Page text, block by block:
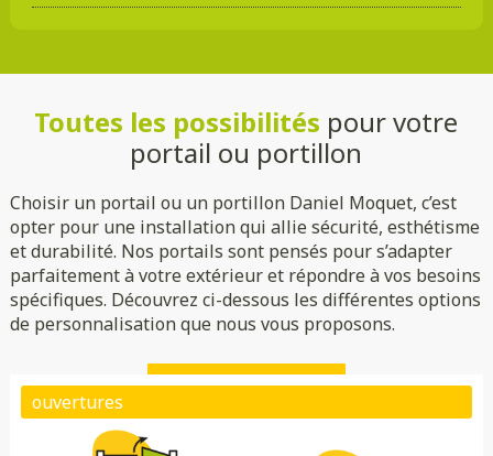
Toutes les possibilités pour votre
portail ou portillon
Choisir un portail ou un portillon Daniel Moquet, c’est
opter pour une installation qui allie sécurité, esthétisme
et durabilité. Nos portails sont pensés pour s’adapter
parfaitement à votre extérieur et répondre à vos besoins
spécifiques. Découvrez ci-dessous les différentes options
de personnalisation que nous vous proposons.
DMC 304
DMC 305